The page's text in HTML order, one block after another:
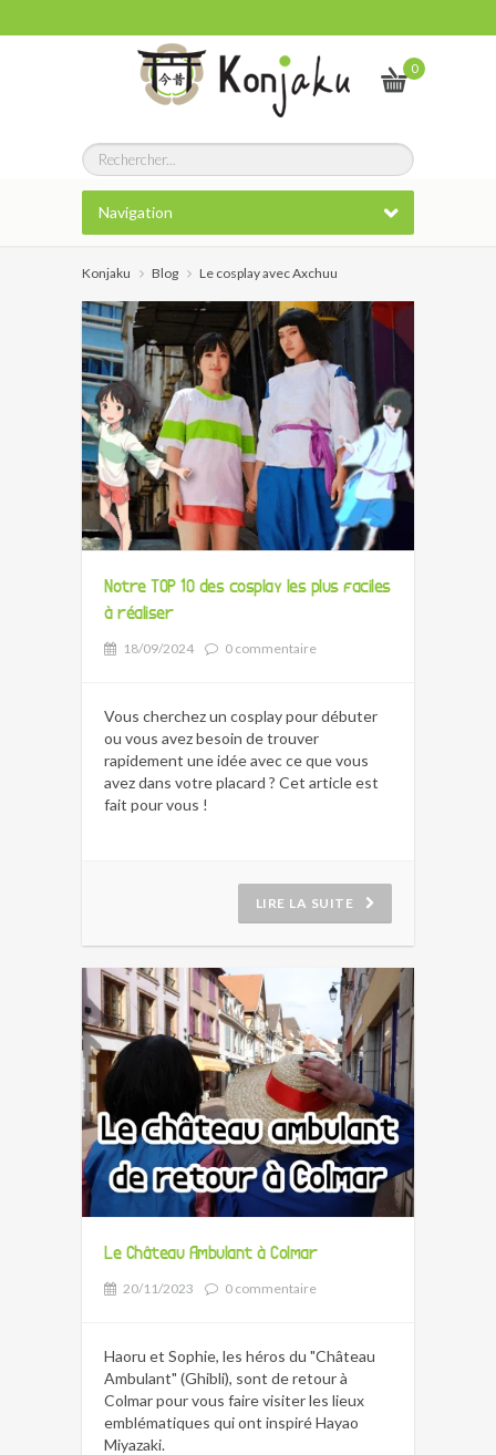
0
Navigation
Konjaku Blog Le cosplay avec Axchuu
Notre TOP 10 des cosplay les plus faciles
à réaliser
18/09/2024 0 commentaire
Vous cherchez un cosplay pour débuter
ou vous avez besoin de trouver
rapidement une idée avec ce que vous
avez dans votre placard ? Cet article est
fait pour vous !
LIRE LA SUITE
Le Château Ambulant à Colmar
20/11/2023 0 commentaire
Haoru et Sophie, les héros du "Château
Ambulant" (Ghibli), sont de retour à
Colmar pour vous faire visiter les lieux
emblématiques qui ont inspiré Hayao
Miyazaki.